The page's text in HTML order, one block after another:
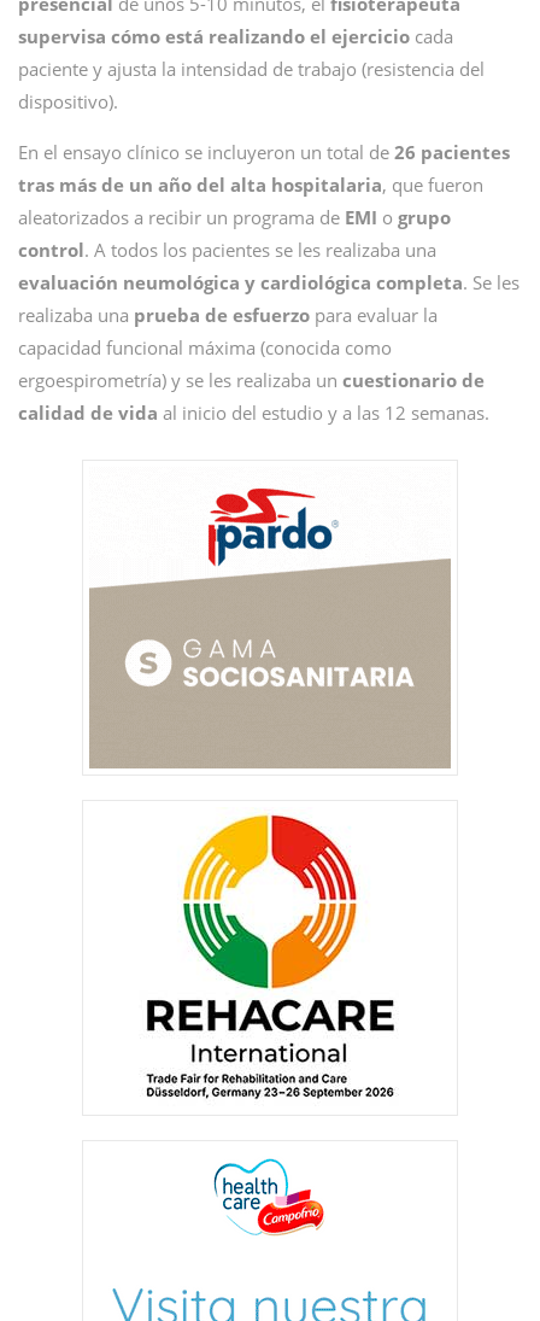
supervisa cómo está realizando el ejercicio cada
paciente y ajusta la intensidad de trabajo (resistencia del
dispositivo).
En el ensayo clínico se incluyeron un total de 26 pacientes
tras más de un año del alta hospitalaria, que fueron
aleatorizados a recibir un programa de EMI o grupo
control. A todos los pacientes se les realizaba una
evaluación neumológica y cardiológica completa. Se les
realizaba una prueba de esfuerzo para evaluar la
capacidad funcional máxima (conocida como
ergoespirometría) y se les realizaba un cuestionario de
calidad de vida al inicio del estudio y a las 12 semanas.